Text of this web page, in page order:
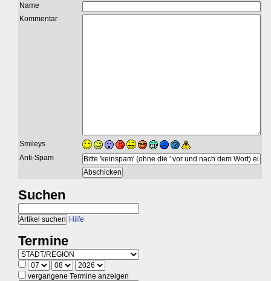
Name
Kommentar
Smileys
Anti-Spam
Suchen
Hilfe
Termine
vergangene Termine anzeigen